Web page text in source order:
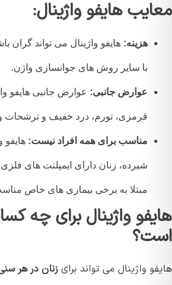
هایفو واژینال:
هزینه:هایفو واژینال می تواند گران
با سایر روش های جوانسازی واژن.
عوارض جانبی:عوارض جانبی هایفو
قرمزی، تورم، درد خفیف و ترشحات
مناسب برای همه افراد نیست:هایفو
شیرده، زنان دارای ایمپلنت های فلزی در
مبتلا به برخی بیماری های خاص
واژینال برای چه
واژینال می تواند برایزنان در هر سنی